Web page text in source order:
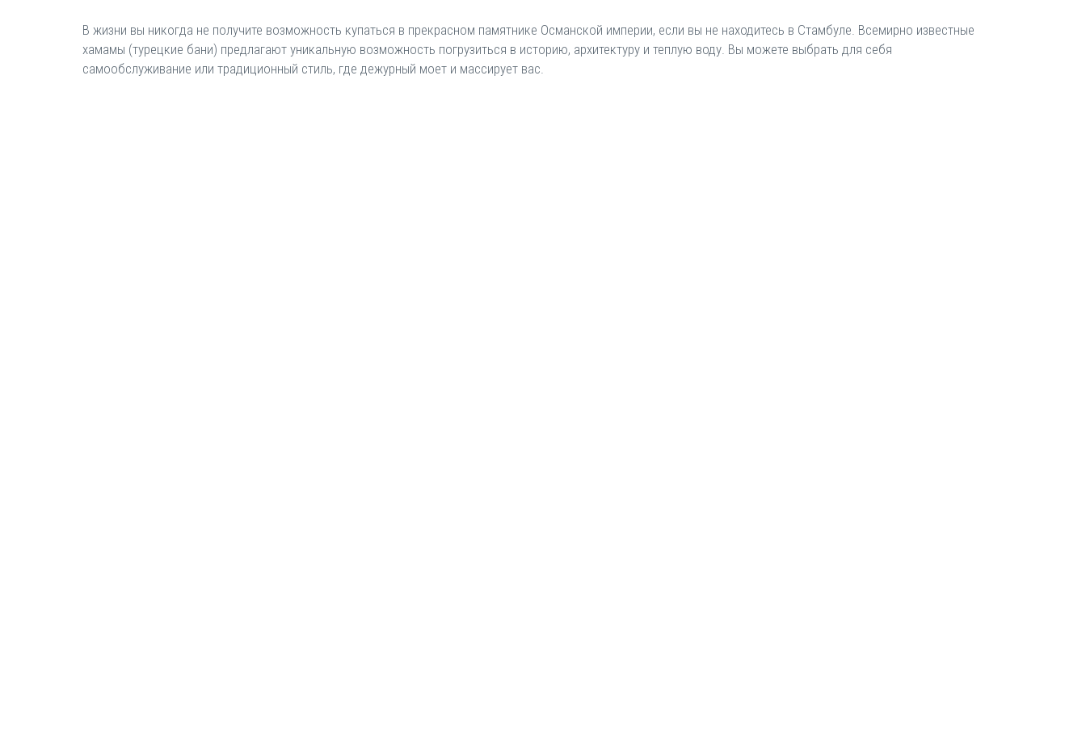
В жизни вы никогда не получите возможность купаться в прекрасном памятнике Османской империи, если вы не находитесь в Стамбуле. Всемирно известные
хамамы (турецкие бани) предлагают уникальную возможность погрузиться в историю, архитектуру и теплую воду. Вы можете выбрать для себя
самообслуживание или традиционный стиль, где дежурный моет и массирует вас.